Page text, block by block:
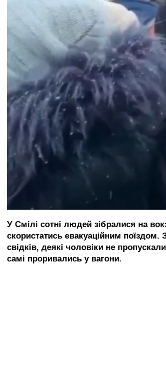
У Смілі сотні людей зібралися на
скористатись евакуаційним поїздом.
свідків, деякі чоловіки не
самі проривались у вагони.